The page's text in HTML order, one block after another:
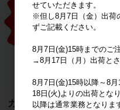
カテゴリ
せていただきます。
※但し8月7日（金）出荷
ずご記載ください。
8月7日(金)15時までのご
→8月17日（月）出荷と
8月7日(金)15時以降～8
18日(火)よりの出荷となり
以降は通常業務となりま